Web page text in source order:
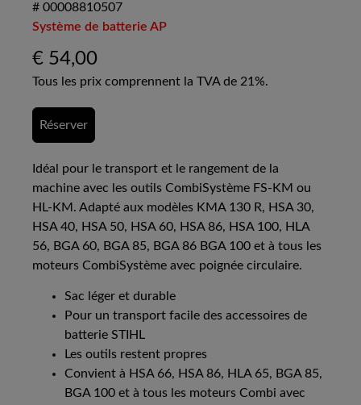
# 00008810507
Système de batterie AP
€ 54,00
Tous les prix comprennent la TVA de 21%.
Réserver
Idéal pour le transport et le rangement de la
machine avec les outils CombiSystème FS-KM ou
HL-KM. Adapté aux modèles KMA 130 R, HSA 30,
HSA 40, HSA 50, HSA 60, HSA 86, HSA 100, HLA
56, BGA 60, BGA 85, BGA 86 BGA 100 et à tous les
moteurs CombiSystème avec poignée circulaire.
Sac léger et durable
Pour un transport facile des accessoires de
batterie STIHL
Les outils restent propres
Convient à HSA 66, HSA 86, HLA 65, BGA 85,
BGA 100 et à tous les moteurs Combi avec